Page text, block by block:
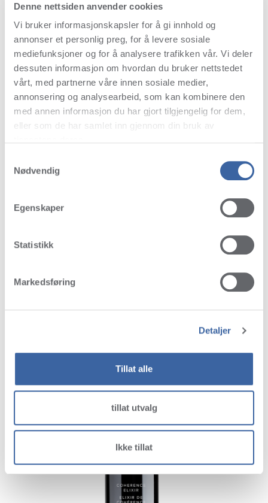
Denne nettsiden anvender cookies
Vi bruker informasjonskapsler for å gi innhold og
annonser et personlig preg, for å levere sosiale
mediefunksjoner og for å analysere trafikken vår. Vi deler
dessuten informasjon om hvordan du bruker nettstedet
vårt, med partnerne våre innen sosiale medier,
annonsering og analysearbeid, som kan kombinere den
med annen informasjon du har gjort tilgjengelig for dem,
eller som de har samlet inn gjennom din bruk av
Nødvendig
Egenskaper
Statistikk
Markedsføring
Detaljer
Tillat alle
tillat utvalg
Ikke tillat
FAVORITES & BEST SELLERS